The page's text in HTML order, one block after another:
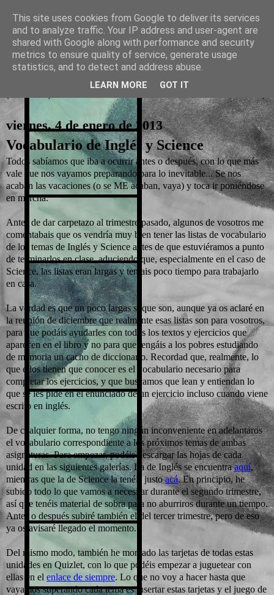
La otra tutoría de Javier
Recursos para Educación Primaria
▼
viernes, 4 de enero de 2013
Vocabulario de Inglés y Science
Todos sabíamos que iba a ocurrir antes o después, con lo que más
vale que nos vayamos preparando para lo inevitable... Se nos
acaban las vacaciones (o se ME acaban, vaya) y toca ir poniéndose
en marcha.
Antes de dar carpetazo al trimestre pasado, algunos de vosotros me
comentabais que os vendría muy bien tener las listas de vocabulario
de los temas de Inglés y Science antes de que estuviéramos a punto
de terminarlos en clase, aduciendo que, especialmente en el caso de
Science, las listas eran largas y teníais poco tiempo para trabajarlo
en casa.
La verdad es que un poco largas sí que son, aunque ya os aclaré en
la reunión de diciembre que realmente esas listas son para vosotros,
para que podáis ayudarles con todos los textos y ejercicios que
aparecen en el libro y no para que tengáis a los pobres estudiando
de memoria un cacho de diccionario. Recordad que, realmente, lo
que ellos tienen que conocer es el vocabulario necesario para
completar los ejercicios, y que buscamos que lean y entiendan lo
que se les pide en el enunciado de un ejercicio incluso cuando viene
escrito en inglés.
De cualquier forma, no tengo ningún inconveniente en adelantaros
el vocabulario correspondiente a los próximos temas de ambas
asignaturas. Para empezar, podéis descargar las hojas de cada
unidad en las siguientes galerías. La de Inglés se encuentraaquí,
mientras que la de Science la tenéis justoacá. En principio, he
subido todo lo que vamos a necesitar durante el segundo trimestre,
así que tenéis material de sobra para no aburriros durante un tiempo.
Antes o después subiré también el del tercer trimestre, pero de eso
ya os avisaré llegado el momento.
Del mismo modo, también he montado las tarjetas de todas estas
unidades en Quizlet, con lo que podéis empezar a juguetear con
ellas en el enlace de siempre. Lo que no voy a hacer hasta que
vayamos superando cada tema es insertar estas tarjetas y el juego de
This site uses cookies from Google to deliver its services
and to analyze traffic. Your IP address and user-agent are
shared with Google along with performance and security
metrics to ensure quality of service, generate usage
statistics, and to detect and address abuse.
LEARN MORE GOT IT